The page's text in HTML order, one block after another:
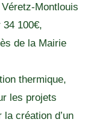
Montlouis
100€,
de la Mairie
thermique,
les projets
création d’un